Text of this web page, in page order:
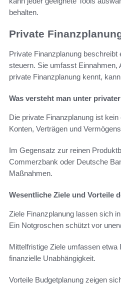
behalten.
Private
Private Finanzplanung
steuern. Sie umfasst Einnahmen,
private Finanzplanung kennt,
Was versteht man unter
Die private Finanzplanung ist
Konten, Verträgen und
Im Gegensatz zur reinen
Commerzbank oder Deutsche
Maßnahmen.
Wesentliche Ziele und Vorteile
Ziele Finanzplanung lassen sich
Ein Notgroschen schützt vor
Mittelfristige Ziele umfassen
finanzielle Unabhängigkeit.
Vorteile Budgetplanung zeigen